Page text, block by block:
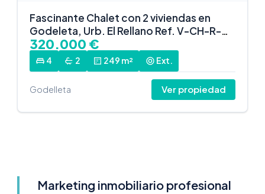
Fascinante Chalet con 2 viviendas en
Godeleta, Urb. El Rellano Ref. V-CH-R-
320
320.000 €
4 2 249 m² Ext.
Godelleta Ver propiedad
Marketing inmobiliario profesional